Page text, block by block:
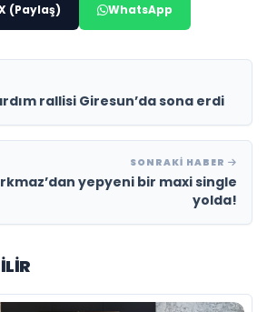
(Paylaş) WhatsApp
rallisi Giresun’da sona erdi
SONRAKI HABER
yepyeni bir maxi single
yolda!